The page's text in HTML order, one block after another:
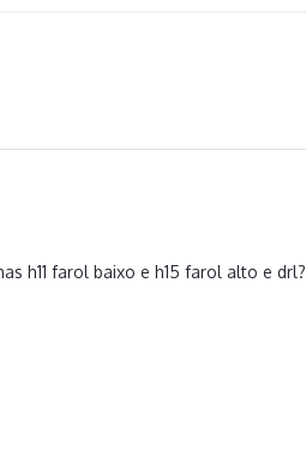
h11 farol baixo e h15 farol alto e drl?